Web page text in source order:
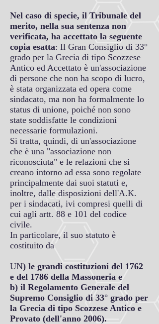
Nel caso di specie, il Tribunale del
merito, nella sua sentenza non
verificata, ha accettato la seguente
copia esatta: Il Gran Consiglio di 33°
grado per la Grecia di tipo Scozzese
Antico ed Accettato è un'associazione
di persone che non ha scopo di lucro,
è stata organizzata ed opera come
sindacato, ma non ha formalmente lo
status di unione, poiché non sono
state soddisfatte le condizioni
necessarie formulazioni.
Si tratta, quindi, di un'associazione
che è una "associazione non
riconosciuta" e le relazioni che si
creano intorno ad essa sono regolate
principalmente dai suoi statuti e,
inoltre, dalle disposizioni dell'A.K.
per i sindacati, ivi compresi quelli di
cui agli artt. 88 e 101 del codice
civile.
In particolare, il suo statuto è
costituito da
UN) le grandi costituzioni del 1762
e del 1786 della Massoneria e
b) il Regolamento Generale del
Supremo Consiglio di 33° grado per
la Grecia di tipo Scozzese Antico e
Provato (dell'anno 2006).